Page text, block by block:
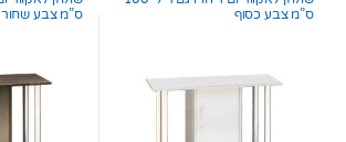
f
5
f
5
ס”מ צבע כסוף
ס”מ צבע שחור